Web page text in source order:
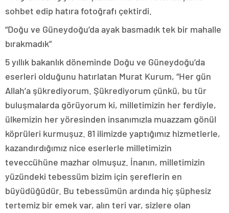
sohbet edip hatıra fotoğrafı çektirdi.
“Doğu ve Güneydoğu’da ayak basmadık tek bir mahalle
bırakmadık”
5 yıllık bakanlık döneminde Doğu ve Güneydoğu’da
eserleri olduğunu hatırlatan Murat Kurum, “Her gün
Allah’a şükrediyorum. Şükrediyorum çünkü, bu tür
buluşmalarda görüyorum ki, milletimizin her ferdiyle,
ülkemizin her yöresinden insanımızla muazzam gönül
köprüleri kurmuşuz. 81 ilimizde yaptığımız hizmetlerle,
kazandırdığımız nice eserlerle milletimizin
teveccühüne mazhar olmuşuz. İnanın, milletimizin
yüzündeki tebessüm bizim için şereflerin en
büyüdüğüdür. Bu tebessümün ardında hiç şüphesiz
tertemiz bir emek var, alın teri var, sizlere olan